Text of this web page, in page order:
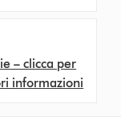
– clicca per
informazioni